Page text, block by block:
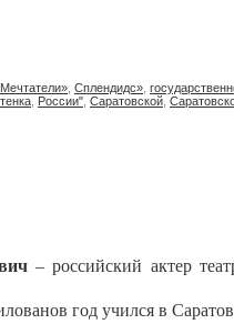
Мечтатели» Сплендидс»
России" Саратовской
– российский актер
год учился в